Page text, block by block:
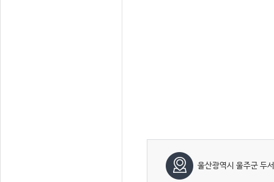
울산광역시 울주군 두